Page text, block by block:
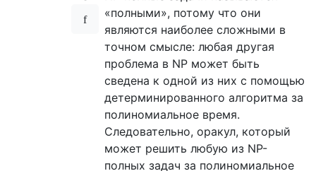
«полными», потому что они
являются наиболее сложными в
точном смысле: любая другая
проблема в NP может быть
сведена к одной из них с помощью
детерминированного алгоритма за
полиномиальное время.
Следовательно, оракул, который
может решить любую из NP-
полных задач за полиномиальное